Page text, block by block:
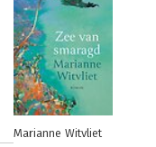
Marianne Witvliet